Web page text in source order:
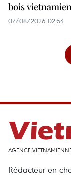
bois
07/08/2026 02:54
AGENCE
Rédacteur en